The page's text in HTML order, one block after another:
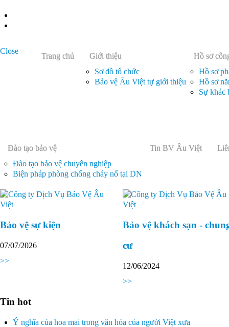
Close
Trang chủ
Giới thiệu
Sơ đồ tổ chức
Bảo vệ Âu Việt tự giới thiệu
Hồ sơ
Hồ sơ
Hồ sơ
Sự khác
Đào tạo bảo vệ
Đào tạo bảo vệ chuyên nghiệp
Biện pháp phòng chống cháy nổ tại DN
Tin BV Âu Việt
Bảo vệ sự kiện
07/07/2026
>>
Bảo vệ khách sạn -
cư
12/06/2024
>>
Tin hot
Ý nghĩa của hoa mai trong văn hóa của người Việt xưa